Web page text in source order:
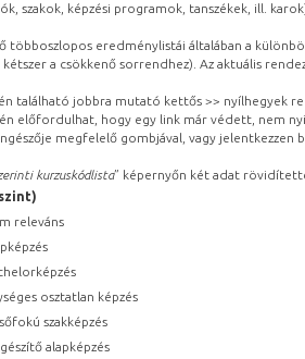
szakok, képzési programok, tanszékek, ill.
többoszlopos eredménylistái általában a
kétszer a csökkenő sorrendhez). Az aktuális
található jobbra mutató kettős >> nyílhegyek
előfordulhat, hogy egy link már védett, nem
megfelelő gombjával, vagy
kurzuskódlista” képernyőn két adat
releváns
osztatlan képzés
szakképzés
alapképzés